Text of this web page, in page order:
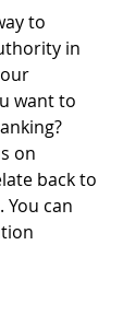
to
in
want to
on
back to
can